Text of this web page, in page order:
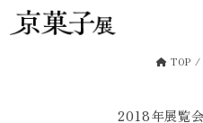
TOP /
2018年展覧